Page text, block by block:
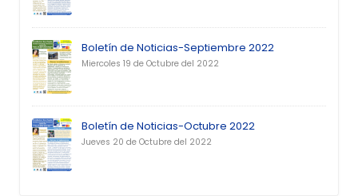
Boletín de Noticias-Septiembre 2022
Miercoles 19 de Octubre del 2022
Boletín de Noticias-Octubre 2022
Jueves 20 de Octubre del 2022